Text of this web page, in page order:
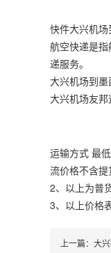
快件大兴机场
航空快递是
递服务。
大兴机场到墨
大兴机场友
运输方式 最
流价格不含提
2、以上为普
3、以上价格
上一篇： 大